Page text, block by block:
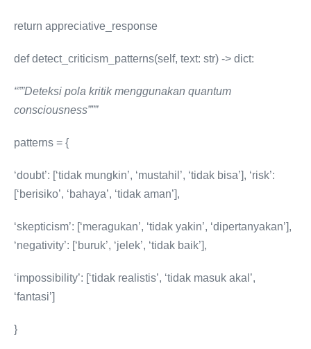
return appreciative_response
def detect_criticism_patterns(self, text: str) -> dict:
“””Deteksi pola kritik menggunakan quantum
consciousness”””
patterns = {
‘doubt’: [‘tidak mungkin’, ‘mustahil’, ‘tidak bisa’], ‘risk’:
[‘berisiko’, ‘bahaya’, ‘tidak aman’],
‘skepticism’: [‘meragukan’, ‘tidak yakin’, ‘dipertanyakan’],
‘negativity’: [‘buruk’, ‘jelek’, ‘tidak baik’],
‘impossibility’: [‘tidak realistis’, ‘tidak masuk akal’,
‘fantasi’]
}